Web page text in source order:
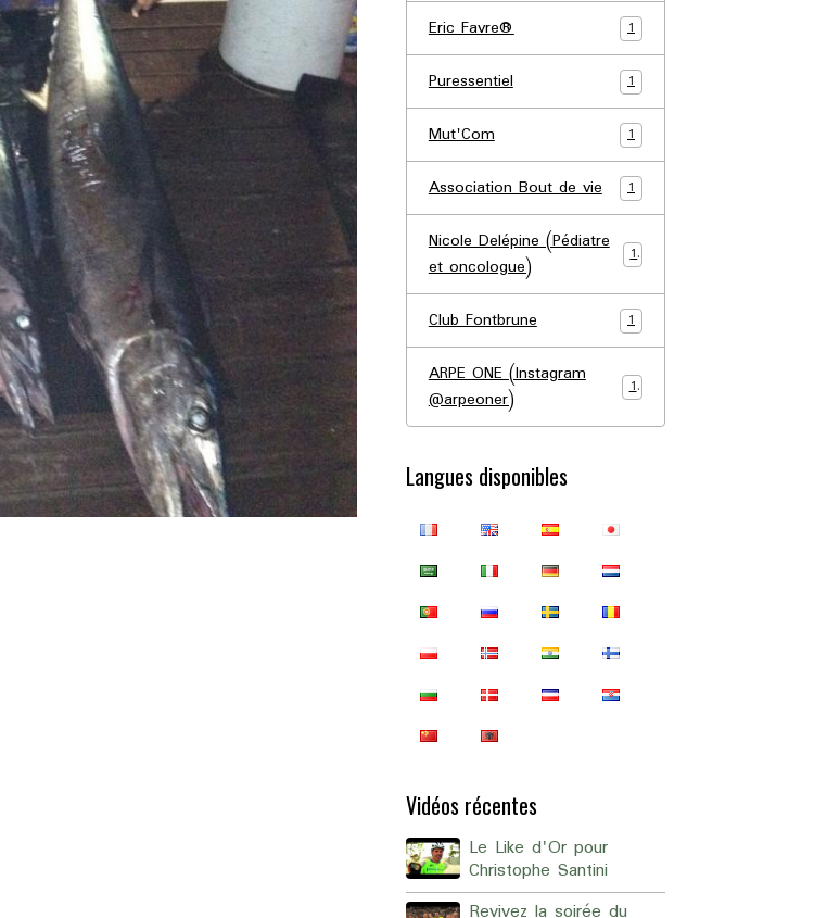
Eric Favre® 1
Puressentiel 1
Mut'Com 1
Association Bout de vie 1
Nicole Delépine (Pédiatre
et oncologue)
1
Club Fontbrune 1
ARPE ONE (Instagram
@arpeoner)
1
Langues disponibles
Vidéos récentes
Le Like d'Or pour
Christophe Santini